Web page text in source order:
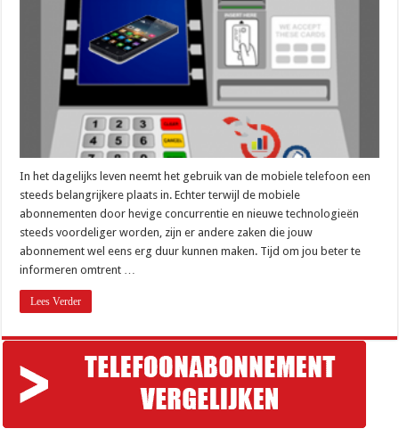
In het dagelijks leven neemt het gebruik van de mobiele telefoon een
steeds belangrijkere plaats in. Echter terwijl de mobiele
abonnementen door hevige concurrentie en nieuwe technologieën
steeds voordeliger worden, zijn er andere zaken die jouw
abonnement wel eens erg duur kunnen maken. Tijd om jou beter te
informeren omtrent …
Lees Verder